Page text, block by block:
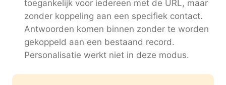
toegankelijk voor iedereen met de URL, maar
zonder koppeling aan een specifiek contact.
Antwoorden komen binnen zonder te worden
gekoppeld aan een bestaand record.
Personalisatie werkt niet in deze modus.